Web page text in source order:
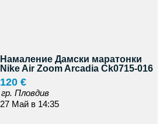
Намаление Дамски маратонки
Nike Air Zoom Arcadia Ck0715-016
120 €
гр. Пловдив
27 Май в 14:35